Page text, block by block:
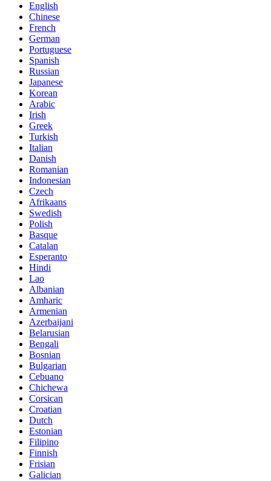
English
Chinese
French
German
Portuguese
Spanish
Russian
Japanese
Korean
Arabic
Irish
Greek
Turkish
Italian
Danish
Romanian
Indonesian
Czech
Afrikaans
Swedish
Polish
Basque
Catalan
Esperanto
Hindi
Lao
Albanian
Amharic
Armenian
Azerbaijani
Belarusian
Bengali
Bosnian
Bulgarian
Cebuano
Chichewa
Corsican
Croatian
Dutch
Estonian
Filipino
Finnish
Frisian
Galician